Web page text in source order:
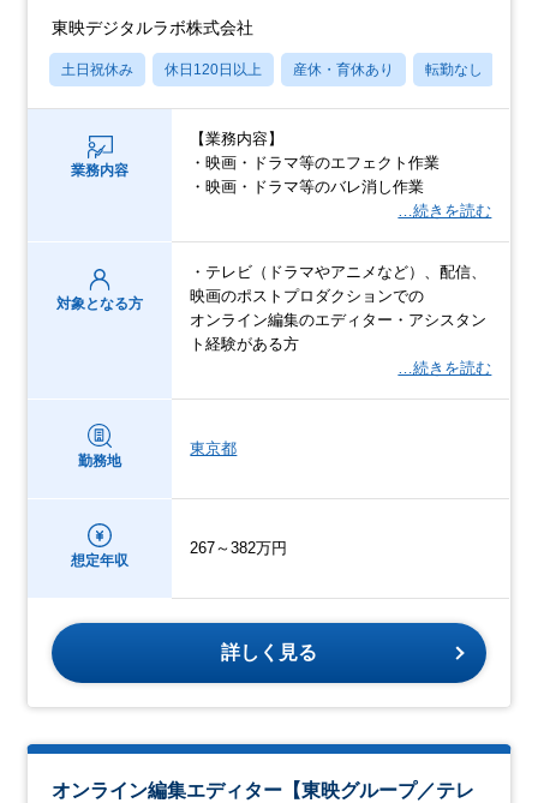
東映デジタルラボ株式会社
土日祝休み 休日120日以上 産休・育休あり 転勤なし
業務内容
【業務内容】
・映画・ドラマ等のエフェクト作業
・映画・ドラマ等のバレ消し作業
…続きを読む
対象となる方
・テレビ（ドラマやアニメなど）、配信、
映画のポストプロダクションでの
オンライン編集のエディター・アシスタン
ト経験がある方
…続きを読む
勤務地
東京都
想定年収
267～382万円
詳しく見る
オンライン編集エディター【東映グループ／テレ